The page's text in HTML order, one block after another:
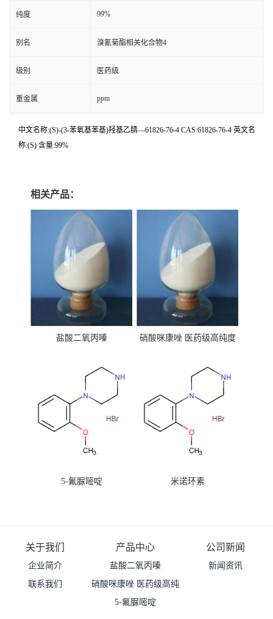
纯度 99%
别名 溴氰菊酯相关化合物4
级别 医药级
重金属 ppm
中文名称:(S)-(3-苯氧基苯基)羟基乙腈—61826-76-4 CAS:61826-76-4 英文名
称:(S) 含量:99%
相关产品：
盐酸二氧丙嗪
硝酸咪康唑 医药级高纯度
5-氟脲嘧啶 米诺环素
关于我们
企业简介
联系我们
产品中心
盐酸二氧丙嗪
硝酸咪康唑 医药级高纯
度99%原粉
5-氟脲嘧啶
公司新闻
新闻资讯